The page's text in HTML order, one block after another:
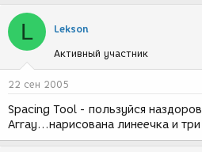
L Lekson
Активный участник
22 сен 2005
Spacing Tool - пользуйся
Array...нарисована линеечка и